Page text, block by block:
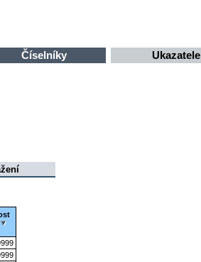
Číselníky Ukazatele